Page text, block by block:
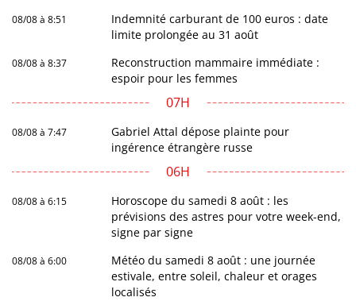
08/08 à 8:51
Indemnité carburant de 100 euros : date
limite prolongée au 31 août
08/08 à 8:37
Reconstruction mammaire immédiate :
espoir pour les femmes
07H
08/08 à 7:47
Gabriel Attal dépose plainte pour
ingérence étrangère russe
06H
08/08 à 6:15
Horoscope du samedi 8 août : les
prévisions des astres pour votre week-end,
signe par signe
08/08 à 6:00
Météo du samedi 8 août : une journée
estivale, entre soleil, chaleur et orages
localisés